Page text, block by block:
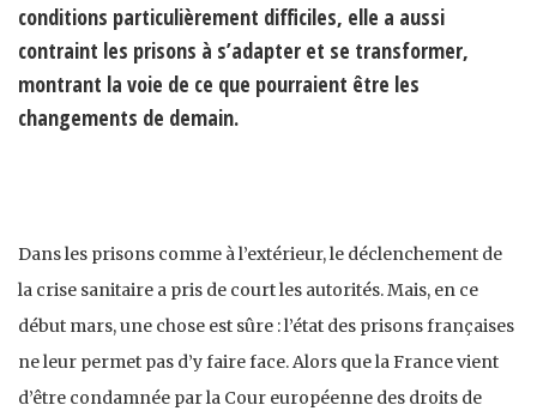
conditions particulièrement difficiles, elle a aussi
contraint les prisons à s’adapter et se transformer,
montrant la voie de ce que pourraient être les
changements de demain.
Dans les prisons comme à l’extérieur, le déclenchement de
la crise sanitaire a pris de court les autorités. Mais, en ce
début mars, une chose est sûre : l’état des prisons françaises
ne leur permet pas d’y faire face. Alors que la France vient
d’être condamnée par la Cour européenne des droits de